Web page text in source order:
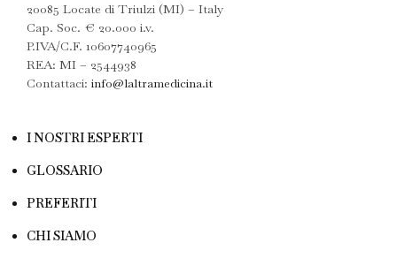
20085 Locate di Triulzi (MI) – Italy
Cap. Soc. € 20.000 i.v.
P.IVA/C.F. 10607740965
REA: MI – 2544938
Contattaci: info@laltramedicina.it
I NOSTRI ESPERTI
GLOSSARIO
PREFERITI
CHI SIAMO